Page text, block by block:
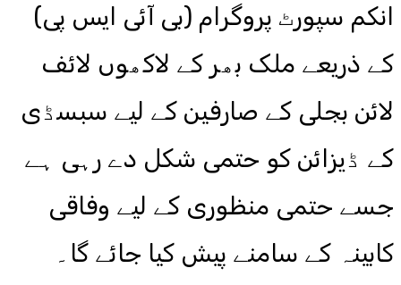
انکم سپورٹ پروگرام (بی آئی ایس پی)
کے ذریعے ملک بھر کے لاکھوں لائف
لائن بجلی کے صارفین کے لیے سبسڈی
کے ڈیزائن کو حتمی شکل دے رہی ہے
جسے حتمی منظوری کے لیے وفاقی
کابینہ کے سامنے پیش کیا جائے گا۔